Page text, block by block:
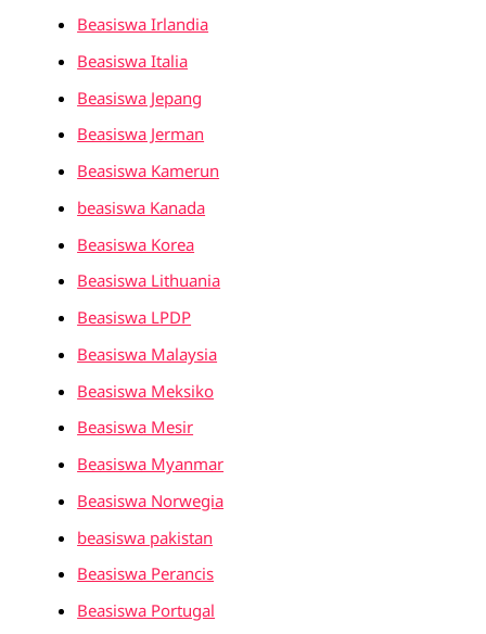
Beasiswa Irlandia
Beasiswa Italia
Beasiswa Jepang
Beasiswa Jerman
Beasiswa Kamerun
beasiswa Kanada
Beasiswa Korea
Beasiswa Lithuania
Beasiswa LPDP
Beasiswa Malaysia
Beasiswa Meksiko
Beasiswa Mesir
Beasiswa Myanmar
Beasiswa Norwegia
beasiswa pakistan
Beasiswa Perancis
Beasiswa Portugal